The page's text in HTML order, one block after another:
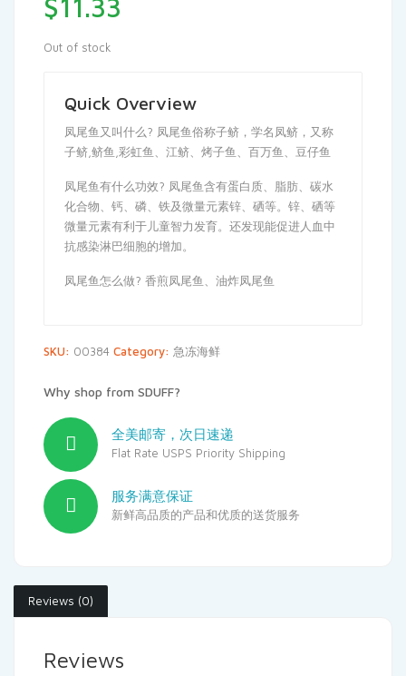
$11.33
Out of stock
Quick Overview
凤尾鱼又叫什么? 凤尾鱼俗称子鲚，学名凤鲚，又称
子鲚,鲚鱼,彩虹鱼、江鲚、烤子鱼、百万鱼、豆仔鱼
凤尾鱼有什么功效? 凤尾鱼含有蛋白质、脂肪、碳水
化合物、钙、磷、铁及微量元素锌、硒等。锌、硒等
微量元素有利于儿童智力发育。还发现能促进人血中
抗感染淋巴细胞的增加。
凤尾鱼怎么做? 香煎凤尾鱼、油炸凤尾鱼
SKU: 00384 Category: 急冻海鲜
Why shop from SDUFF?
全美邮寄，次日速递
Flat Rate USPS Priority Shipping
服务满意保证
新鲜高品质的产品和优质的送货服务
Reviews (0)
Reviews